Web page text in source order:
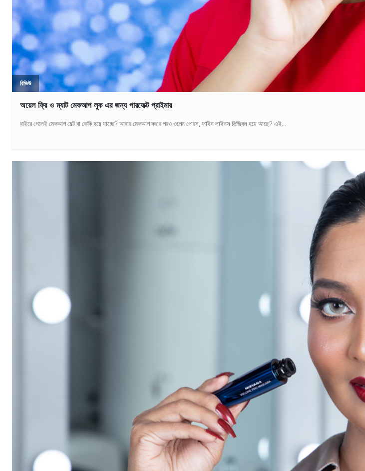
রিভিউ
অয়েল ফ্রি ও ম্যাট মেকআপ লুক এর জন্য পারফেক্ট প্রাইমার
বাইরে গেলেই মেকআপ মেল্ট বা কেকি হয়ে যাচ্ছে? আবার মেকআপ করার পরও ওপেন পোরস, ফাইন লাইনস ভিজিবল হয়ে আছে? এই...